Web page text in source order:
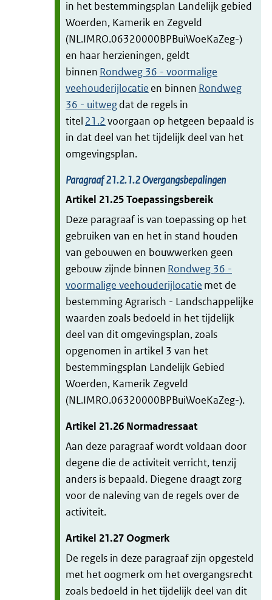
in het bestemmingsplan Landelijk gebied
Woerden, Kamerik en Zegveld
(NL.IMRO.06320000BPBuiWoeKaZeg-)
en haar herzieningen, geldt
binnen Rondweg 36 - voormalige
veehouderijlocatie en binnen Rondweg
36 - uitwegdat de regels in
titel 21.2voorgaan op hetgeen bepaald is
in dat deel van het tijdelijk deel van het
omgevingsplan.
Paragraaf21.2.1.2Overgangsbepalingen
Artikel 21.25Toepassingsbereik
Deze paragraaf is van toepassing op het
gebruiken van en het in stand houden
van gebouwen en bouwwerken geen
gebouw zijnde binnen Rondweg 36 -
voormalige veehouderijlocatie met de
bestemming Agrarisch - Landschappelijke
waarden zoals bedoeld in het tijdelijk
deel van dit omgevingsplan, zoals
opgenomen in artikel 3 van het
bestemmingsplan Landelijk Gebied
Woerden, Kamerik Zegveld
(NL.IMRO.06320000BPBuiWoeKaZeg-).
Artikel 21.26 Normadressaat
Aan deze paragraaf wordt voldaan door
degene die de activiteit verricht, tenzij
anders is bepaald. Diegene draagt zorg
voor de naleving van de regels over de
activiteit.
Artikel 21.27Oogmerk
De regels in deze paragraaf zijn opgesteld
met het oogmerk om het overgangsrecht
zoals bedoeld in het tijdelijk deel van dit